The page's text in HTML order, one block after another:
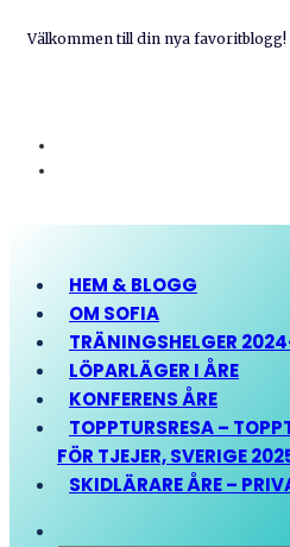
Välkommen till din nya favoritblogg!
HEM & BLOGG
OM SOFIA
TRÄNINGSHELGER
LÖPARLÄGER I ÅRE
KONFERENS ÅRE
TOPPTURSRESA –
FÖR TJEJER, SVERIGE
SKIDLÄRARE ÅRE –